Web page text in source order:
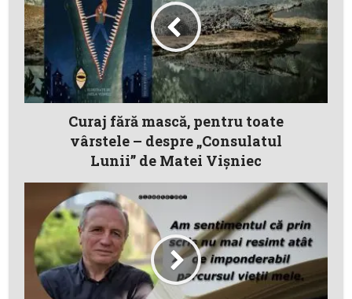
Curaj fără mască, pentru toate
vârstele – despre „Consulatul
Lunii” de Matei Vișniec